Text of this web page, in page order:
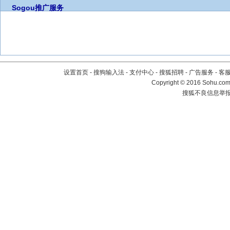
Sogou推广服务
设置首页 - 搜狗输入法 - 支付中心 - 搜狐招聘 - 广告服务 - 客
Copyright©2016
搜狐不良信息举